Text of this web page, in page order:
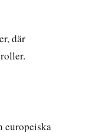
där
europeiska